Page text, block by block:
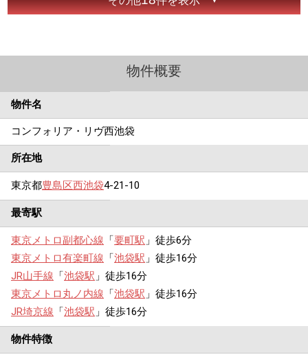
物件概要
物件名
コンフォリア・リヴ西池袋
所在地
東京都豊島区西池袋4-21-10
最寄駅
東京メトロ副都心線 「要町駅 」徒歩6分
東京メトロ有楽町線 「池袋駅 」徒歩16分
JR山手線 「池袋駅 」徒歩16分
東京メトロ丸ノ内線 「池袋駅 」徒歩16分
JR埼京線 「池袋駅 」徒歩16分
物件特徴